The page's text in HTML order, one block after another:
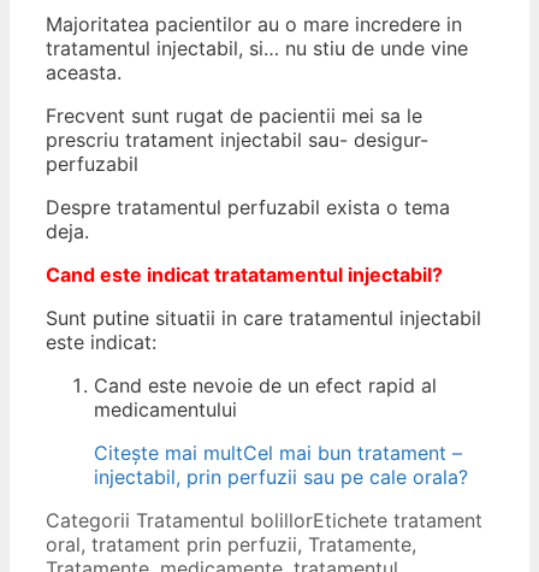
Majoritatea pacientilor au o mare incredere in
tratamentul injectabil, si… nu stiu de unde vine
aceasta.
Frecvent sunt rugat de pacientii mei sa le
prescriu tratament injectabil sau- desigur-
perfuzabil
Despre tratamentul perfuzabil exista o tema
deja.
Cand este indicat tratatamentul injectabil?
Sunt putine situatii in care tratamentul injectabil
este indicat:
Cand este nevoie de un efect rapid al
medicamentului
Citește mai multCel mai bun tratament –
injectabil, prin perfuzii sau pe cale orala?
Categorii Tratamentul bolillorEtichete tratament
oral, tratament prin perfuzii, Tratamente,